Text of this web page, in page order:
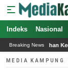
Indeks Nasional
Breaking News
Mereka
MEDIA KAMPUNG